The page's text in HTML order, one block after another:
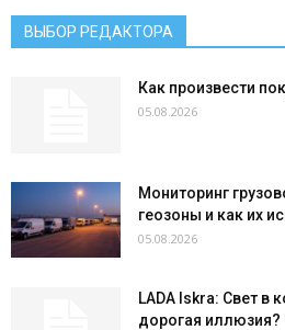
ВЫБОР РЕДАКТОРА
Как произвести
05.08.2026
Мониторинг
геозоны и как их
05.08.2026
LADA Iskra: Свет в
дорогая иллюзия?